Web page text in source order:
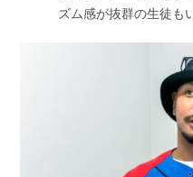
ズム感が抜群の生徒も